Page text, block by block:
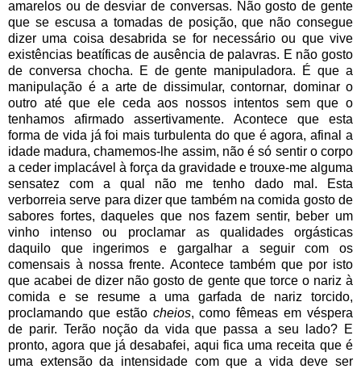
amarelos ou de desviar de conversas. Não gosto de gente
que se escusa a tomadas de posição, que não consegue
dizer uma coisa desabrida se for necessário ou que vive
existências beatíficas de ausência de palavras. E não gosto
de conversa chocha. E de gente manipuladora. É que a
manipulação é a arte de dissimular, contornar, dominar o
outro até que ele ceda aos nossos intentos sem que o
tenhamos afirmado assertivamente. Acontece que esta
forma de vida já foi mais turbulenta do que é agora, afinal a
idade madura, chamemos-lhe assim, não é só sentir o corpo
a ceder implacável à força da gravidade e trouxe-me alguma
sensatez com a qual não me tenho dado mal. Esta
verborreia serve para dizer que também na comida gosto de
sabores fortes, daqueles que nos fazem sentir, beber um
vinho intenso ou proclamar as qualidades orgásticas
daquilo que ingerimos e gargalhar a seguir com os
comensais à nossa frente. Acontece também que por isto
que acabei de dizer não gosto de gente que torce o nariz à
comida e se resume a uma garfada de nariz torcido,
proclamando que estão cheios, como fêmeas em véspera
de parir. Terão noção da vida que passa a seu lado? E
pronto, agora que já desabafei, aqui fica uma receita que é
uma extensão da intensidade com que a vida deve ser